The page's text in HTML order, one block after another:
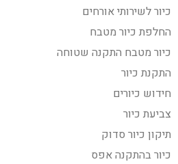
כיור לשירותי אורחים
החלפת כיור מטבח
כיור מטבח התקנה שטוחה
התקנת כיור
חידוש כיורים
צביעת כיור
תיקון כיור סדוק
כיור בהתקנה אפס